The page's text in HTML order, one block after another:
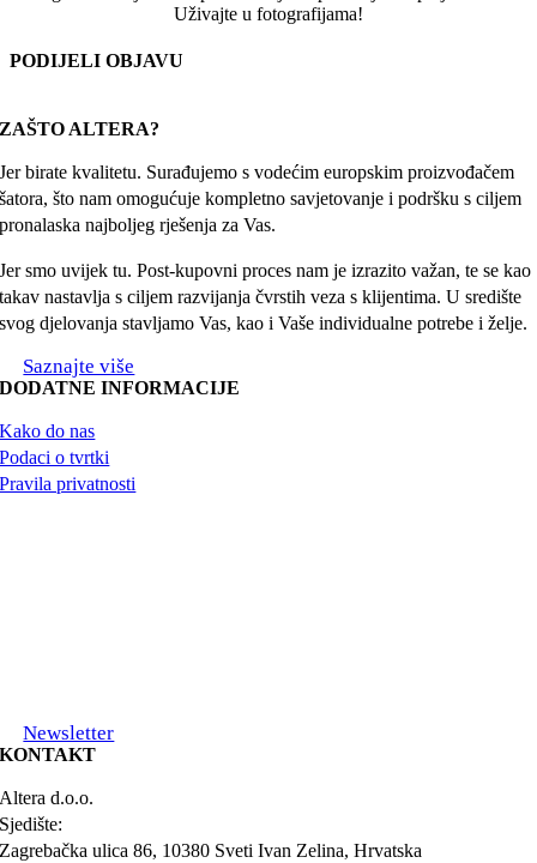
Uživajte u fotografijama!
PODIJELI OBJAVU
ZAŠTO ALTERA?
Jer birate kvalitetu. Surađujemo s vodećim europskim proizvođačem
šatora, što nam omogućuje kompletno savjetovanje i podršku s ciljem
pronalaska najboljeg rješenja za Vas.
Jer smo uvijek tu. Post-kupovni proces nam je izrazito važan, te se kao
takav nastavlja s ciljem razvijanja čvrstih veza s klijentima. U središte
svog djelovanja stavljamo Vas, kao i Vaše individualne potrebe i želje.
Saznajte više
DODATNE INFORMACIJE
Kako do nas
Podaci o tvrtki
Pravila privatnosti
Newsletter
KONTAKT
Altera d.o.o.
Sjedište:
Zagrebačka ulica 86, 10380 Sveti Ivan Zelina, Hrvatska